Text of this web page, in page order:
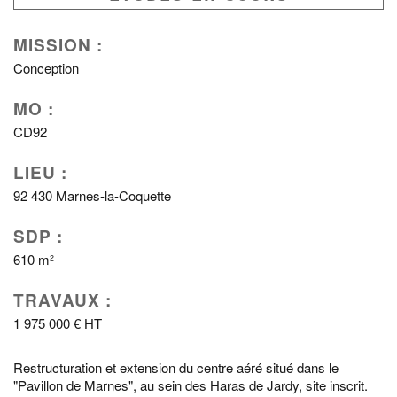
MISSION :
Conception
MO :
CD92
LIEU :
92 430 Marnes-la-Coquette
SDP :
610 m²
TRAVAUX :
1 975 000 € HT
Restructuration et extension du centre aéré situé dans le
"Pavillon de Marnes", au sein des Haras de Jardy, site inscrit.